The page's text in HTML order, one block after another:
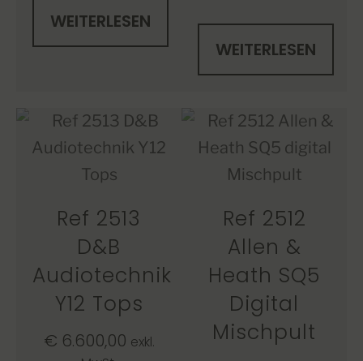
WEITERLESEN
WEITERLESEN
Ref 2513
D&B
Audiotechnik
Y12 Tops
€ 6.600,00 exkl.
Ref 2512
Allen &
Heath SQ5
Digital
Mischpult